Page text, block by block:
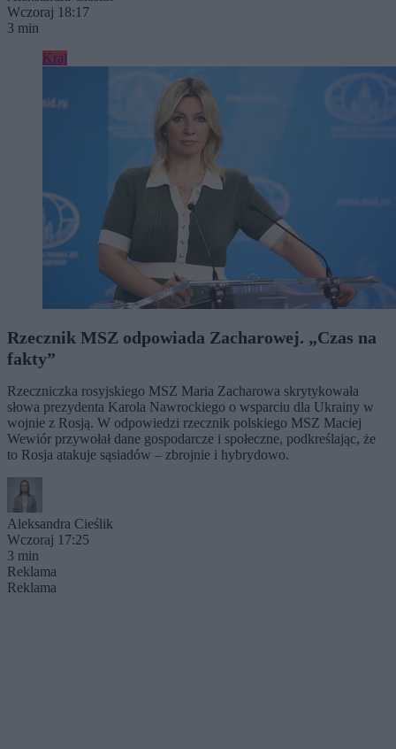
Wczoraj 18:17
3 min
Kraj
Rzecznik MSZ odpowiada Zacharowej. „Czas na
fakty”
Rzeczniczka rosyjskiego MSZ Maria Zacharowa skrytykowała
słowa prezydenta Karola Nawrockiego o wsparciu dla Ukrainy w
wojnie z Rosją. W odpowiedzi rzecznik polskiego MSZ Maciej
Wewiór przywołał dane gospodarcze i społeczne, podkreślając, że
to Rosja atakuje sąsiadów – zbrojnie i hybrydowo.
Aleksandra Cieślik
Wczoraj 17:25
3 min
Reklama
Reklama